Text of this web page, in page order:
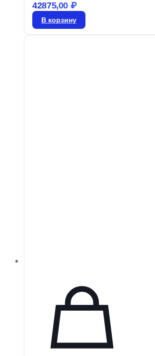
рассеяние и поглощение, с
демонстрируют высокую
42875,00 ₽
В корзину